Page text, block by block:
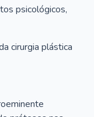
psicológicos,
cirurgia plástica